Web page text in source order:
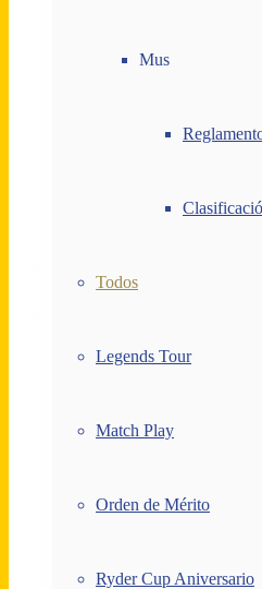
Mus
Todos
Legends Tour
Match Play
Orden de Mérito
Ryder Cup Aniversario